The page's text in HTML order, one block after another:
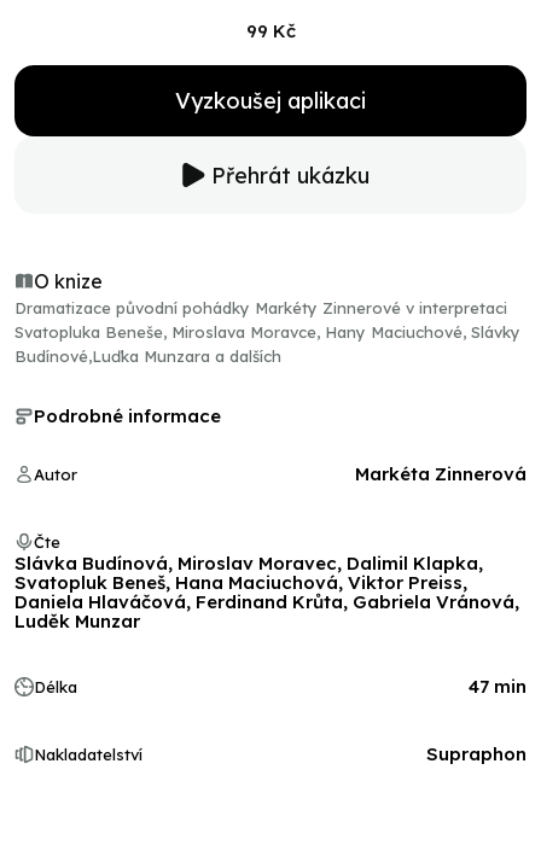
99 Kč
Vyzkoušej aplikaci
Přehrát ukázku
O knize
Dramatizace původní pohádky Markéty Zinnerové v interpretaci
Svatopluka Beneše, Miroslava Moravce, Hany Maciuchové, Slávky
Budínové,Luďka Munzara a dalších
Podrobné informace
Autor Markéta Zinnerová
Čte
Slávka Budínová, Miroslav Moravec, Dalimil Klapka,
Svatopluk Beneš, Hana Maciuchová, Viktor Preiss,
Daniela Hlaváčová, Ferdinand Krůta, Gabriela Vránová,
Luděk Munzar
Délka 47 min
Nakladatelství Supraphon